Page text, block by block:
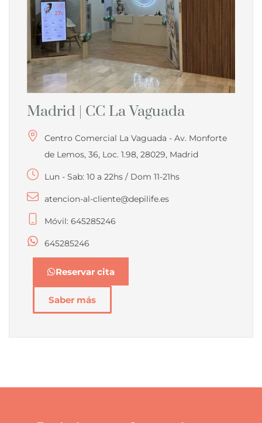
Madrid | CC La Vaguada
Centro Comercial La Vaguada - Av. Monforte
de Lemos, 36, Loc. 1.98, 28029, Madrid
Lun - Sab: 10 a 22hs / Dom 11-21hs
atencion-al-cliente@depilife.es
Móvil: 645285246
645285246
Reservar cita
Saber más